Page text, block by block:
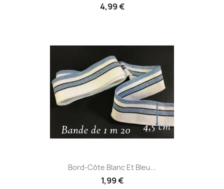
4,99 €
Bord-Côte Blanc Et Bleu...
1,99 €